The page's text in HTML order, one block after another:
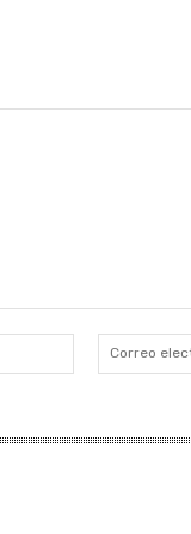
Nombre:*